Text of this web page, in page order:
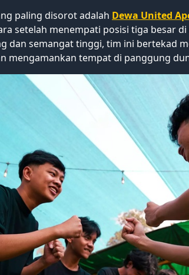
paling disorot adalah Dewa United
setelah menempati posisi tiga besar
dan semangat tinggi, tim ini bertekad
mengamankan tempat di panggung